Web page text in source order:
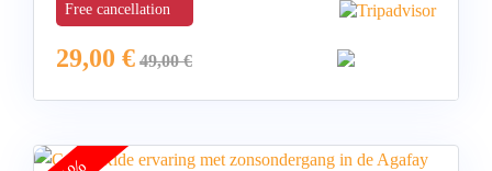
Free cancellation
29,00 € 49,00€